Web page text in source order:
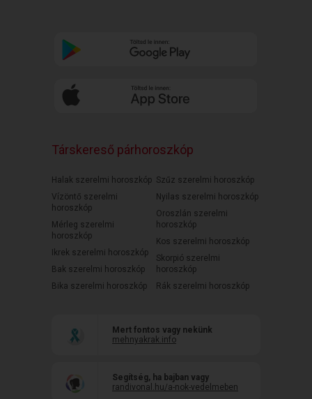
Társkereső párhoroszkóp
Halak szerelmi horoszkóp
Vízöntő szerelmi
horoszkóp
Mérleg szerelmi
horoszkóp
Ikrek szerelmi horoszkóp
Bak szerelmi horoszkóp
Bika szerelmi horoszkóp
Szűz szerelmi horoszkóp
Nyilas szerelmi horoszkóp
Oroszlán szerelmi
horoszkóp
Kos szerelmi horoszkóp
Skorpió szerelmi
horoszkóp
Rák szerelmi horoszkóp
Mert fontos vagy nekünk
mehnyakrak.info
Segítség, ha bajban vagy
randivonal.hu/a-nok-vedelmeben